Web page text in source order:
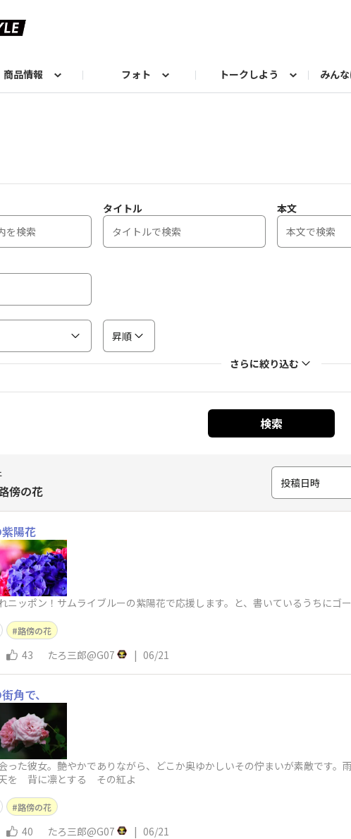
【投票企画】
商品情報 フォト トークしよう みん
タイトル 本文
昇順
さらに絞り込む
検索
傍の花
投稿日時
陽花
ニッポン！サムライブルーの紫陽花で応援します。と、書いているうちにゴ
路傍の花
43 たろ三郎@G07 | 06/21
角で、
った彼女。艶やかでありながら、どこか奥ゆかしいその佇まいが素敵で
を 背に凛とする その紅よ
路傍の花
40 たろ三郎@G07 | 06/21